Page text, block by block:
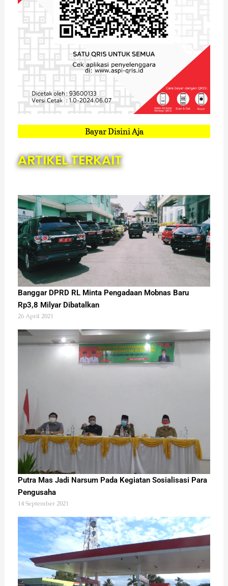
Bayar Disini Aja
ARTIKEL TERKAIT
Banggar DPRD RL Minta Pengadaan Mobnas Baru
Rp3,8 Milyar Dibatalkan
26 April 2021
Putra Mas Jadi Narsum Pada Kegiatan Sosialisasi Para
Pengusaha
14 September 2021